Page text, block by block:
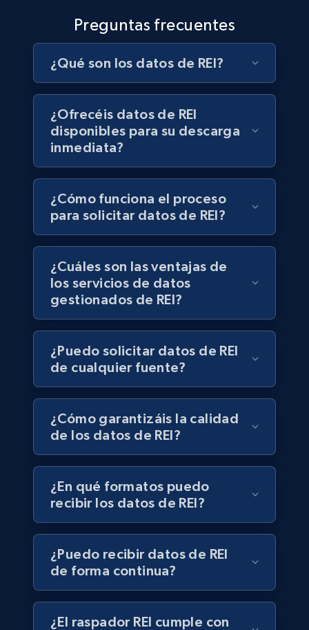
Preguntas frecuentes
¿Qué son los datos de REI?
¿Ofrecéis datos de REI
disponibles para su descarga
inmediata?
¿Cómo funciona el proceso
para solicitar datos de REI?
¿Cuáles son las ventajas de
los servicios de datos
gestionados de REI?
¿Puedo solicitar datos de REI
de cualquier fuente?
¿Cómo garantizáis la calidad
de los datos de REI?
¿En qué formatos puedo
recibir los datos de REI?
¿Puedo recibir datos de REI
de forma continua?
¿El raspador REI cumple con